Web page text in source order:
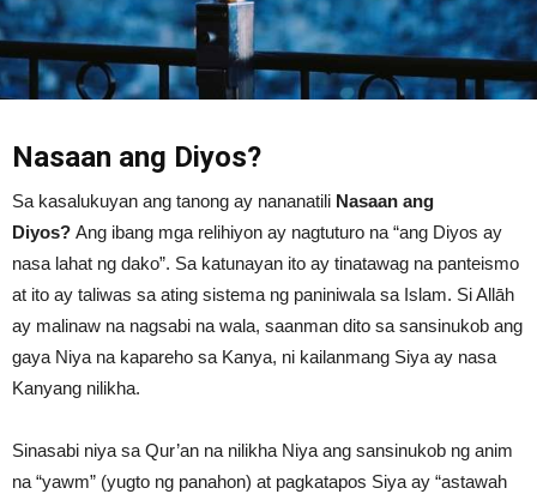
Nasaan ang Diyos?
Sa kasalukuyan ang tanong ay nananatili Nasaan ang
Diyos? Ang ibang mga relihiyon ay nagtuturo na “ang Diyos ay
nasa lahat ng dako”. Sa katunayan ito ay tinatawag na panteismo
at ito ay taliwas sa ating sistema ng paniniwala sa Islam. Si Allāh
ay malinaw na nagsabi na wala, saanman dito sa sansinukob ang
gaya Niya na kapareho sa Kanya, ni kailanmang Siya ay nasa
Kanyang nilikha.
Sinasabi niya sa Qur’an na nilikha Niya ang sansinukob ng anim
na “yawm” (yugto ng panahon) at pagkatapos Siya ay “astawah